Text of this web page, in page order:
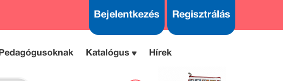
Bejelentkezés Regisztrálás
Pedagógusoknak Katalógus Hírek